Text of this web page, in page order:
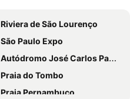
Atlântico Hotel
Mont Rey Hotel
Delphin Surf Hotel
Hotel Araguaia
Grand Hotel Guarujá
Riviera de São Lourenço
São Paulo Expo
Autódromo José Carlos Pace-Interlagos
Praia do Tombo
Praia Pernambuco